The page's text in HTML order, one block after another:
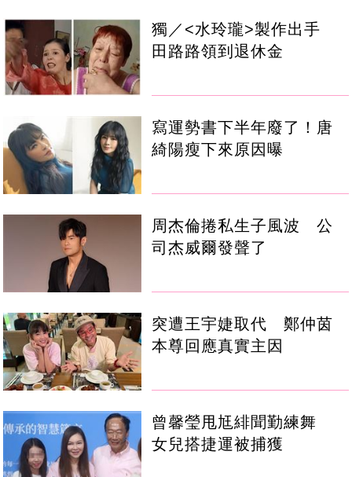
獨／<水玲瓏>製作出手
田路路領到退休金
寫運勢書下半年廢了！唐
綺陽瘦下來原因曝
周杰倫捲私生子風波 公
司杰威爾發聲了
突遭王宇婕取代 鄭仲茵
本尊回應真實主因
曾馨瑩甩尪緋聞勤練舞
女兒搭捷運被捕獲